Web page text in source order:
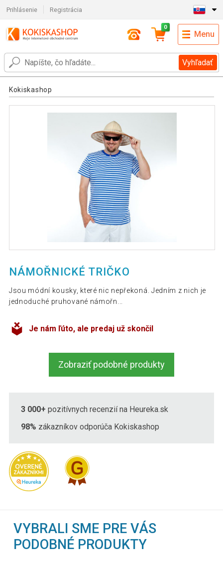
Prihlásenie Registrácia
Vyhľadať
0
Menu
Kokiskashop
NÁMOŘNICKÉ TRIČKO
Jsou módní kousky, které nic nepřekoná. Jedním z nich je
jednoduché pruhované námořn...
Je nám ľúto, ale predaj už skončil
Zobraziť podobné produkty
3 000+ pozitívnych recenzií na Heureka.sk
98% zákazníkov odporúča Kokiskashop
VYBRALI SME PRE VÁS
PODOBNÉ PRODUKTY